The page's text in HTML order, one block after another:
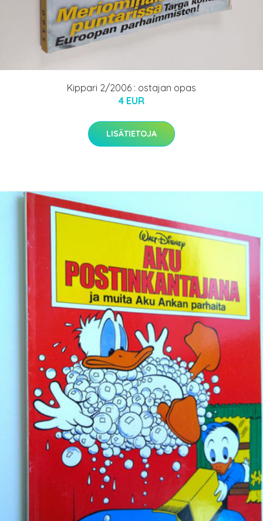
Kippari 2/2006 : ostajan opas
4 EUR
LISÄTIETOJA